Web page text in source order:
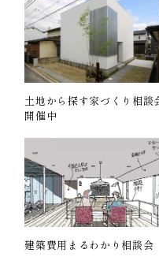
土地から探す家づくり相談
開催中
建築費用まるわかり相談会